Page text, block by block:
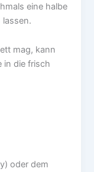
eine halbe
lassen.
mag, kann
in die frisch
oder dem